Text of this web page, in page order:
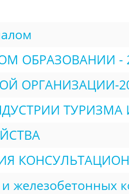
ОБРАЗОВАНИИ -
ОРГАНИЗАЦИИ-
ТУРИЗМА
железобетонных